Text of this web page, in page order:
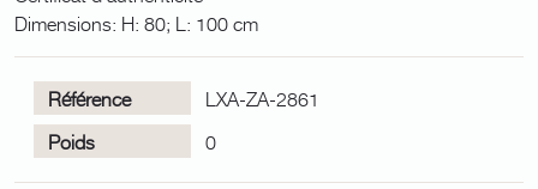
Dimensions: H: 80; L: 100 cm
Référence
LXA-ZA-2861
Poids
0